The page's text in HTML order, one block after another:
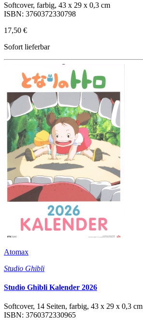
Softcover, farbig, 43 x 29 x 0,3 cm
ISBN: 3760372330798
17,50 €
Sofort lieferbar
Atomax
Studio Ghibli
Studio Ghibli Kalender 2026
Softcover, 14 Seiten, farbig, 43 x 29 x 0,3 cm
ISBN: 3760372330965